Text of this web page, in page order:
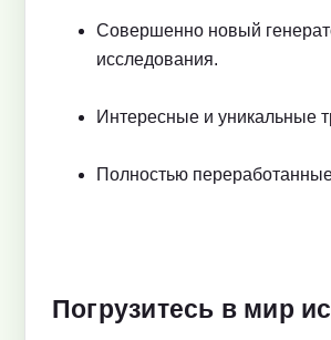
Совершенно новый
исследования.
Интересные и уникальные
Полностью
Погрузитесь в мир